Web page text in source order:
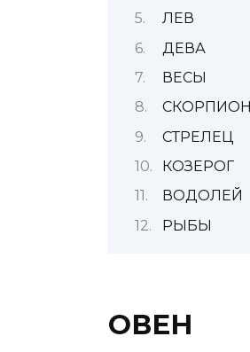
ЛЕВ
ДЕВА
ВЕСЫ
СКОРПИОН
СТРЕЛЕЦ
КОЗЕРОГ
ВОДОЛЕЙ
РЫБЫ
ОВЕН